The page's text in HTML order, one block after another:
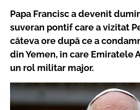
Papa Francisc a devenit
suveran pontif care a vizitat
câteva ore după ce a
din Yemen, în care Emiratele
un rol militar major.